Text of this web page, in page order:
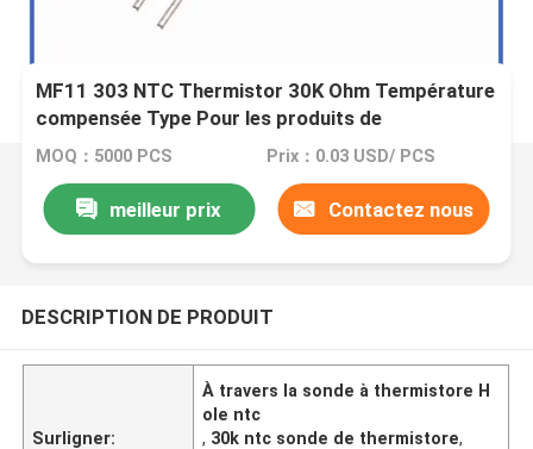
MF11 303 NTC Thermistor 30K Ohm Température
compensée Type Pour les produits de
transformateurs de puissance PC
MOQ：5000 PCS Prix：0.03 USD/ PCS
meilleur prix Contactez nous
DESCRIPTION DE PRODUIT
Surligner:
À travers la sonde à thermistore H
ole ntc
, 30k ntc sonde de thermistore,